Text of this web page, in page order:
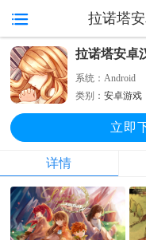
拉诺塔
拉诺塔安卓
系统：Android
类别：安卓游戏
立即
详情